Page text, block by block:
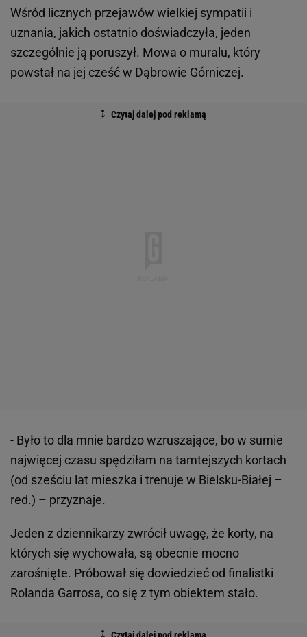
Wśród licznych przejawów wielkiej sympatii i
uznania, jakich ostatnio doświadczyła, jeden
szczególnie ją poruszył. Mowa o muralu, który
powstał na jej cześć w Dąbrowie Górniczej.
- Było to dla mnie bardzo wzruszające, bo w sumie
najwięcej czasu spędziłam na tamtejszych kortach
(od sześciu lat mieszka i trenuje w Bielsku-Białej –
red.) – przyznaje.
Jeden z dziennikarzy zwrócił uwagę, że korty, na
których się wychowała, są obecnie mocno
zarośnięte. Próbował się dowiedzieć od finalistki
Rolanda Garrosa, co się z tym obiektem stało.